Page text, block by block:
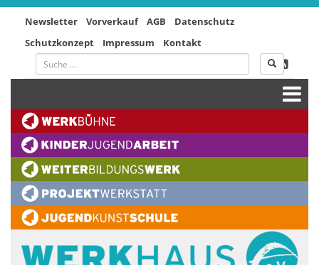
Newsletter Vorverkauf AGB
Datenschutz
Schutzkonzept
Impressum Kontakt